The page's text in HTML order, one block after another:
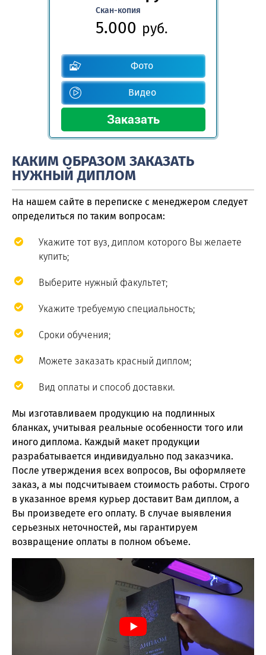
Скан-копия
5.000 руб.
Фото
Видео
КАКИМ ОБРАЗОМ ЗАКАЗАТЬ
НУЖНЫЙ ДИПЛОМ
На нашем сайте в переписке с менеджером следует
определиться по таким вопросам:
Укажите тот вуз, диплом которого Вы желаете
купить;
Выберите нужный факультет;
Укажите требуемую специальность;
Сроки обучения;
Можете заказать красный диплом;
Вид оплаты и способ доставки.
Мы изготавливаем продукцию на подлинных
бланках, учитывая реальные особенности того или
иного диплома. Каждый макет продукции
разрабатывается индивидуально под заказчика.
После утверждения всех вопросов, Вы оформляете
заказ, а мы подсчитываем стоимость работы. Строго
в указанное время курьер доставит Вам диплом, а
Вы произведете его оплату. В случае выявления
серьезных неточностей, мы гарантируем
возвращение оплаты в полном объеме.